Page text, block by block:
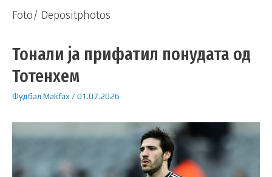
Foto/ Depositphotos
Тонали ја прифатил понудата од
Тотенхем
Фудбал Makfax/01.07.2026